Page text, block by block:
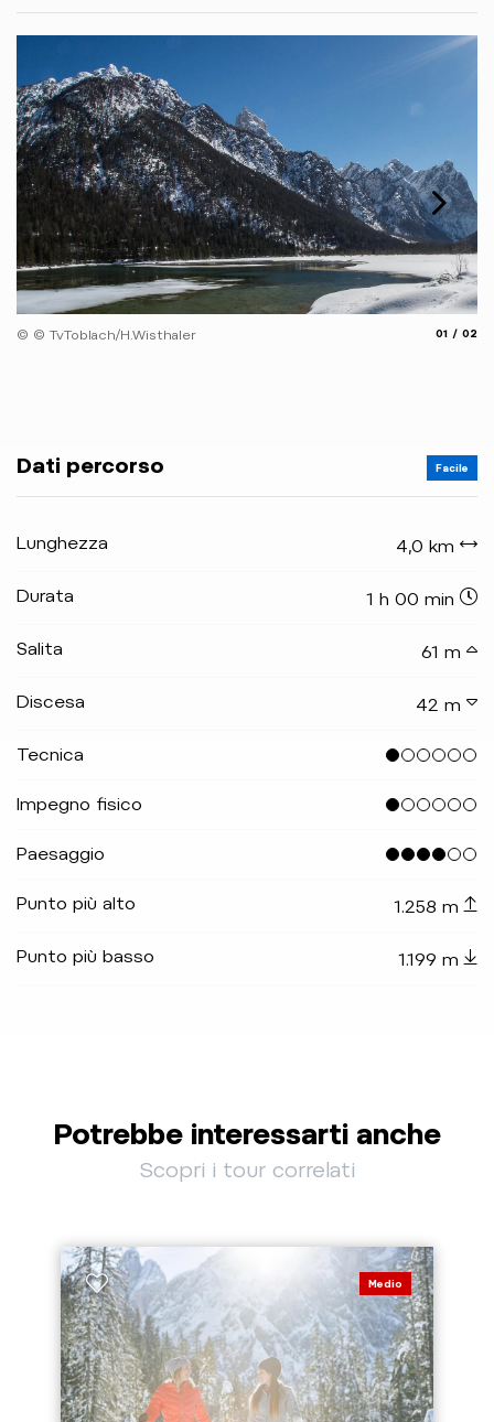
© © TvToblach/H.Wisthaler 01 02
Dati percorso Facile
Lunghezza 4,0 km
Durata 1 h 00 min
Salita 61 m
Discesa 42 m
Tecnica
Impegno fisico
Paesaggio
Punto più alto 1.258 m
Punto più basso 1.199 m
Potrebbe interessarti anche
Scopri i tour correlati
Medio